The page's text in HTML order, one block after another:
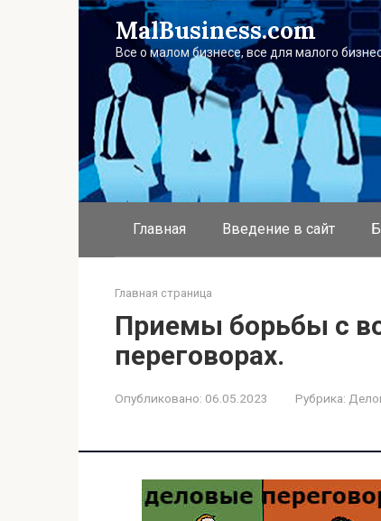
MalBusiness.com
Все о малом бизнесе, все для малого
Главная Введение в сайт
Главная страница
Приемы борьбы с
переговорах.
Опубликовано: 06.05.2023 Рубрика: